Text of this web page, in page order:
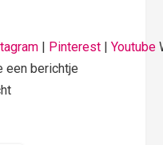
Pinterest |Youtube
een berichtje